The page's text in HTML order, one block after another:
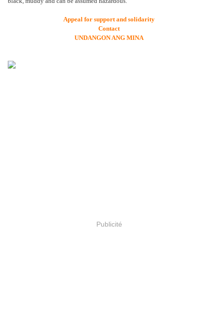
Appeal for support and solidarity
Contact
UNDANGON ANG MINA
Publicité